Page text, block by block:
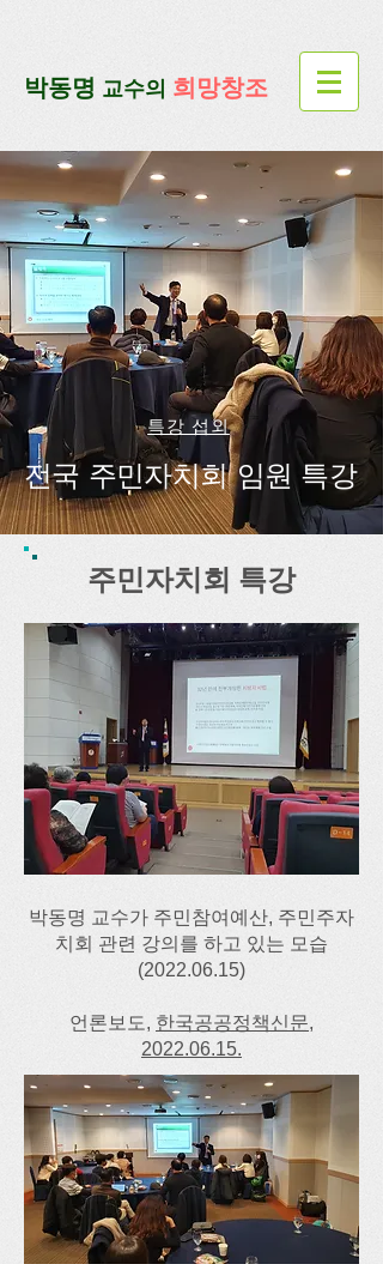
​박동명 교수의 희망창조
특강 섭외
전국 주민자치회 임원 특강
주민자치회 특강
박동명 교수가 주민참여예산, 주민주자
치회 관련 강의를 하고 있는 모습
(2022.06.15)
언론보도, 한국공공정책신문,
2022.06.15.